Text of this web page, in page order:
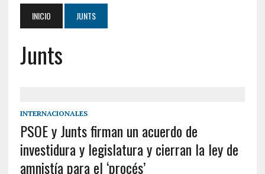
INICIO JUNTS
Junts
INTERNACIONALES
PSOE y Junts firman un acuerdo de
investidura y legislatura y cierran la ley de
amnistía para el ‘procés’